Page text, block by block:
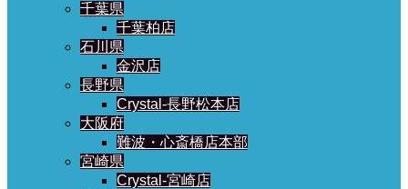
千葉県
千葉柏店
石川県
金沢店
長野県
Crystal-長野松本店
大阪府
難波・心斎橋店本部
宮崎県
Crystal-宮崎店